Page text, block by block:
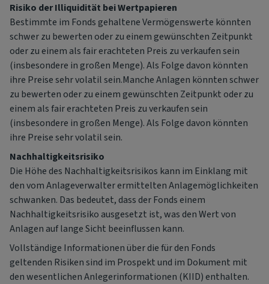
Risiko der Illiquidität bei Wertpapieren
Bestimmte im Fonds gehaltene Vermögenswerte könnten
schwer zu bewerten oder zu einem gewünschten Zeitpunkt
oder zu einem als fair erachteten Preis zu verkaufen sein
(insbesondere in großen Menge). Als Folge davon könnten
ihre Preise sehr volatil sein.Manche Anlagen könnten schwer
zu bewerten oder zu einem gewünschten Zeitpunkt oder zu
einem als fair erachteten Preis zu verkaufen sein
(insbesondere in großen Menge). Als Folge davon könnten
ihre Preise sehr volatil sein.
Nachhaltigkeitsrisiko
Die Höhe des Nachhaltigkeitsrisikos kann im Einklang mit
den vom Anlageverwalter ermittelten Anlagemöglichkeiten
schwanken. Das bedeutet, dass der Fonds einem
Nachhaltigkeitsrisiko ausgesetzt ist, was den Wert von
Anlagen auf lange Sicht beeinflussen kann.
Vollständige Informationen über die für den Fonds
geltenden Risiken sind im Prospekt und im Dokument mit
den wesentlichen Anlegerinformationen (KIID) enthalten.